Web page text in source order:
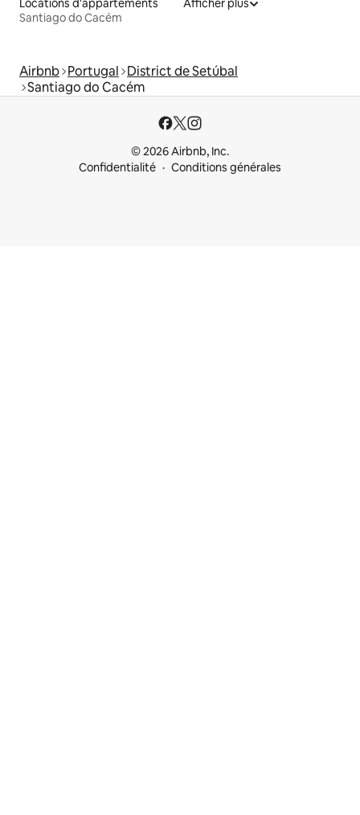
Locations d'appartements
Santiago do Cacém
Afficher plus
Airbnb Portugal District de Setúbal
Santiago do Cacém
© 2026 Airbnb, Inc.
Confidentialité
Conditions générales